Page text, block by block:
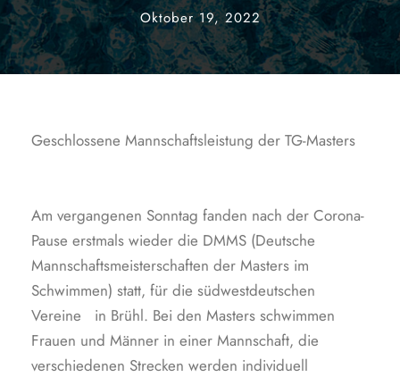
Oktober 19, 2022
Geschlossene Mannschaftsleistung der TG-Masters
Am vergangenen Sonntag fanden nach der Corona-
Pause erstmals wieder die DMMS (Deutsche
Mannschaftsmeisterschaften der Masters im
Schwimmen) statt, für die südwestdeutschen
Vereine in Brühl. Bei den Masters schwimmen
Frauen und Männer in einer Mannschaft, die
verschiedenen Strecken werden individuell